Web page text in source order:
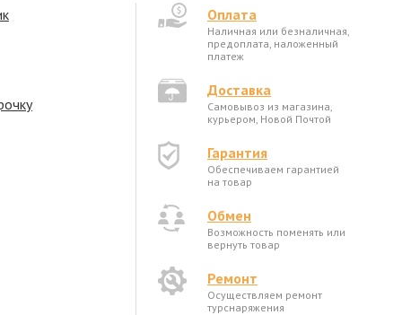
Оплата
Наличная или безналичная,
предоплата, наложенный
платеж
Доставка
Самовывоз из магазина,
курьером, Новой Почтой
Гарантия
Обеспечиваем гарантией
на товар
Обмен
Возможность поменять или
вернуть товар
Ремонт
Осуществляем ремонт
турснаряжения